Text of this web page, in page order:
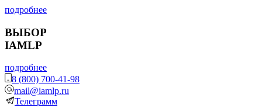
подробнее
ВЫБОР
IAMLP
подробнее
8 (800) 700-41-98
mail@iamlp.ru
Телеграмм